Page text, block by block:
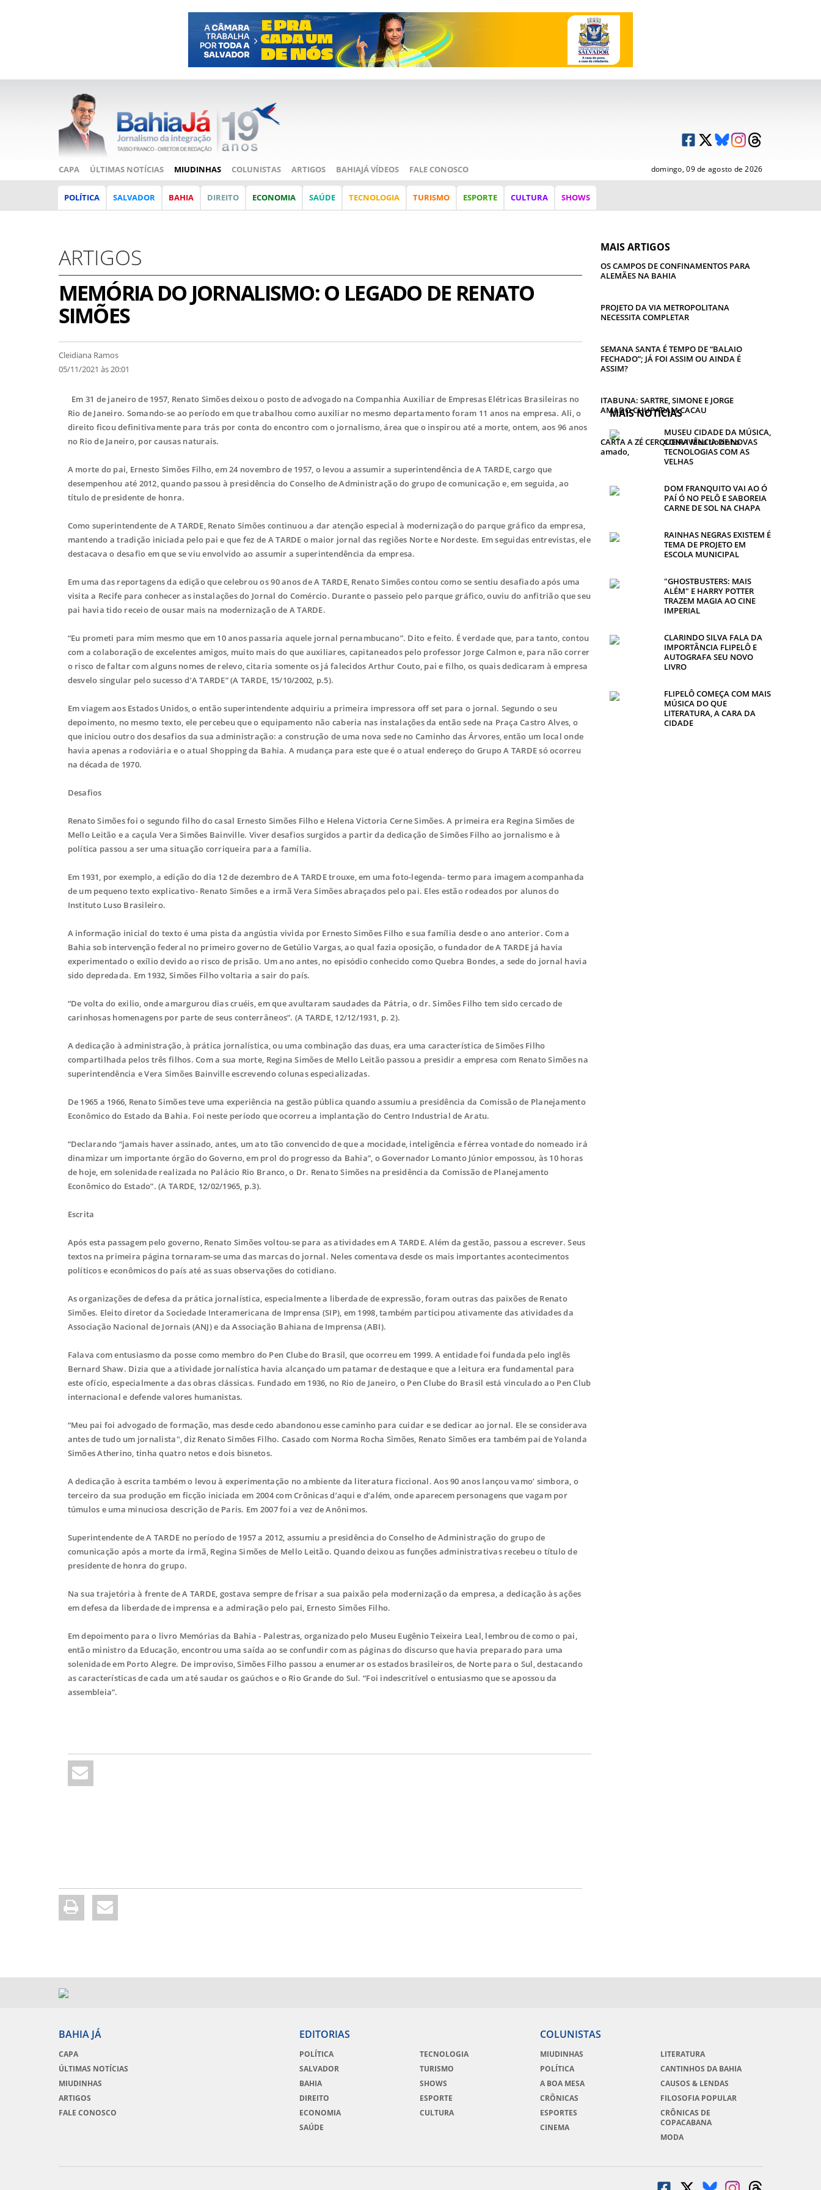
CAPA ÚLTIMAS NOTÍCIAS MIUDINHAS COLUNISTAS ARTIGOS BAHIAJÁ VÍDEOS FALE CONOSCO domingo, 09 de agosto de 2026
POLÍTICA SALVADOR BAHIA DIREITO ECONOMIA SAÚDE TECNOLOGIA TURISMO ESPORTE CULTURA SHOWS
ARTIGOS
MEMÓRIA DO JORNALISMO: O LEGADO DE RENATO
SIMÕES
Cleidiana Ramos
05/11/2021 às 20:01
Em 31 de janeiro de 1957, Renato Simões deixou o posto de advogado na Companhia Auxiliar de Empresas Elétricas Brasileiras no
Rio de Janeiro. Somando-se ao período em que trabalhou como auxiliar no mesmo departamento foram 11 anos na empresa. Ali, o
direito ficou definitivamente para trás por conta do encontro com o jornalismo, área que o inspirou até a morte, ontem, aos 96 anos
no Rio de Janeiro, por causas naturais.
A morte do pai, Ernesto Simões Filho, em 24 novembro de 1957, o levou a assumir a superintendência de A TARDE, cargo que
desempenhou até 2012, quando passou à presidência do Conselho de Administração do grupo de comunicação e, em seguida, ao
título de presidente de honra.
Como superintendente de A TARDE, Renato Simões continuou a dar atenção especial à modernização do parque gráfico da empresa,
mantendo a tradição iniciada pelo pai e que fez de A TARDE o maior jornal das regiões Norte e Nordeste. Em seguidas entrevistas, ele
destacava o desafio em que se viu envolvido ao assumir a superintendência da empresa.
Em uma das reportagens da edição que celebrou os 90 anos de A TARDE, Renato Simões contou como se sentiu desafiado após uma
visita a Recife para conhecer as instalações do Jornal do Comércio. Durante o passeio pelo parque gráfico, ouviu do anfitrião que seu
pai havia tido receio de ousar mais na modernização de A TARDE.
“Eu prometi para mim mesmo que em 10 anos passaria aquele jornal pernambucano”. Dito e feito. É verdade que, para tanto, contou
com a colaboração de excelentes amigos, muito mais do que auxiliares, capitaneados pelo professor Jorge Calmon e, para não correr
o risco de faltar com alguns nomes de relevo, citaria somente os já falecidos Arthur Couto, pai e filho, os quais dedicaram à empresa
desvelo singular pelo sucesso d’A TARDE” (A TARDE, 15/10/2002, p.5).
Em viagem aos Estados Unidos, o então superintendente adquiriu a primeira impressora off set para o jornal. Segundo o seu
depoimento, no mesmo texto, ele percebeu que o equipamento não caberia nas instalações da então sede na Praça Castro Alves, o
que iniciou outro dos desafios da sua administração: a construção de uma nova sede no Caminho das Árvores, então um local onde
havia apenas a rodoviária e o atual Shopping da Bahia. A mudança para este que é o atual endereço do Grupo A TARDE só ocorreu
na década de 1970.
Desafios
Renato Simões foi o segundo filho do casal Ernesto Simões Filho e Helena Victoria Cerne Simões. A primeira era Regina Simões de
Mello Leitão e a caçula Vera Simões Bainville. Viver desafios surgidos a partir da dedicação de Simões Filho ao jornalismo e à
política passou a ser uma situação corriqueira para a família.
Em 1931, por exemplo, a edição do dia 12 de dezembro de A TARDE trouxe, em uma foto-legenda- termo para imagem acompanhada
de um pequeno texto explicativo- Renato Simões e a irmã Vera Simões abraçados pelo pai. Eles estão rodeados por alunos do
Instituto Luso Brasileiro.
A informação inicial do texto é uma pista da angústia vivida por Ernesto Simões Filho e sua família desde o ano anterior. Com a
Bahia sob intervenção federal no primeiro governo de Getúlio Vargas, ao qual fazia oposição, o fundador de A TARDE já havia
experimentado o exílio devido ao risco de prisão. Um ano antes, no episódio conhecido como Quebra Bondes, a sede do jornal havia
sido depredada. Em 1932, Simões Filho voltaria a sair do país.
“De volta do exilio, onde amargurou dias cruéis, em que avultaram saudades da Pátria, o dr. Simões Filho tem sido cercado de
carinhosas homenagens por parte de seus conterrâneos”. (A TARDE, 12/12/1931, p. 2).
A dedicação à administração, à prática jornalística, ou uma combinação das duas, era uma característica de Simões Filho
compartilhada pelos três filhos. Com a sua morte, Regina Simões de Mello Leitão passou a presidir a empresa com Renato Simões na
superintendência e Vera Simões Bainville escrevendo colunas especializadas.
De 1965 a 1966, Renato Simões teve uma experiência na gestão pública quando assumiu a presidência da Comissão de Planejamento
Econômico do Estado da Bahia. Foi neste período que ocorreu a implantação do Centro Industrial de Aratu.
“Declarando “jamais haver assinado, antes, um ato tão convencido de que a mocidade, inteligência e férrea vontade do nomeado irá
dinamizar um importante órgão do Governo, em prol do progresso da Bahia”, o Governador Lomanto Júnior empossou, às 10 horas
de hoje, em solenidade realizada no Palácio Rio Branco, o Dr. Renato Simões na presidência da Comissão de Planejamento
Econômico do Estado”. (A TARDE, 12/02/1965, p.3).
Escrita
Após esta passagem pelo governo, Renato Simões voltou-se para as atividades em A TARDE. Além da gestão, passou a escrever. Seus
textos na primeira página tornaram-se uma das marcas do jornal. Neles comentava desde os mais importantes acontecimentos
políticos e econômicos do país até as suas observações do cotidiano.
As organizações de defesa da prática jornalística, especialmente a liberdade de expressão, foram outras das paixões de Renato
Simões. Eleito diretor da Sociedade Interamericana de Imprensa (SIP), em 1998, também participou ativamente das atividades da
Associação Nacional de Jornais (ANJ) e da Associação Bahiana de Imprensa (ABI).
Falava com entusiasmo da posse como membro do Pen Clube do Brasil, que ocorreu em 1999. A entidade foi fundada pelo inglês
Bernard Shaw. Dizia que a atividade jornalística havia alcançado um patamar de destaque e que a leitura era fundamental para
este ofício, especialmente a das obras clássicas. Fundado em 1936, no Rio de Janeiro, o Pen Clube do Brasil está vinculado ao Pen Club
internacional e defende valores humanistas.
“Meu pai foi advogado de formação, mas desde cedo abandonou esse caminho para cuidar e se dedicar ao jornal. Ele se considerava
antes de tudo um jornalista", diz Renato Simões Filho. Casado com Norma Rocha Simões, Renato Simões era também pai de Yolanda
Simões Atherino, tinha quatro netos e dois bisnetos.
A dedicação à escrita também o levou à experimentação no ambiente da literatura ficcional. Aos 90 anos lançou vamo’ simbora, o
terceiro da sua produção em ficção iniciada em 2004 com Crônicas d’aqui e d’além, onde aparecem personagens que vagam por
túmulos e uma minuciosa descrição de Paris. Em 2007 foi a vez de Anônimos.
Superintendente de A TARDE no período de 1957 a 2012, assumiu a presidência do Conselho de Administração do grupo de
comunicação após a morte da irmã, Regina Simões de Mello Leitão. Quando deixou as funções administrativas recebeu o título de
presidente de honra do grupo.
Na sua trajetória à frente de A TARDE, gostava sempre de frisar a sua paixão pela modernização da empresa, a dedicação às ações
em defesa da liberdade de imprensa e a admiração pelo pai, Ernesto Simões Filho.
Em depoimento para o livro Memórias da Bahia - Palestras, organizado pelo Museu Eugênio Teixeira Leal, lembrou de como o pai,
então ministro da Educação, encontrou uma saída ao se confundir com as páginas do discurso que havia preparado para uma
solenidade em Porto Alegre. De improviso, Simões Filho passou a enumerar os estados brasileiros, de Norte para o Sul, destacando
as características de cada um até saudar os gaúchos e o Rio Grande do Sul. “Foi indescritível o entusiasmo que se apossou da
assembleia”.
MAIS NOTÍCIAS
MUSEU CIDADE DA MÚSICA,
CONVIVÊNCIA DE NOVAS
TECNOLOGIAS COM AS
VELHAS
DOM FRANQUITO VAI AO Ó
PAÍ Ó NO PELÔ E SABOREIA
CARNE DE SOL NA CHAPA
RAINHAS NEGRAS EXISTEM É
TEMA DE PROJETO EM
ESCOLA MUNICIPAL
"GHOSTBUSTERS: MAIS
ALÉM" E HARRY POTTER
TRAZEM MAGIA AO CINE
IMPERIAL
CLARINDO SILVA FALA DA
IMPORTÂNCIA FLIPELÔ E
AUTOGRAFA SEU NOVO
LIVRO
FLIPELÔ COMEÇA COM MAIS
MÚSICA DO QUE
LITERATURA, A CARA DA
CIDADE
MAIS ARTIGOS
OS CAMPOS DE CONFINAMENTOS PARA
ALEMÃES NA BAHIA
PROJETO DA VIA METROPOLITANA
NECESSITA COMPLETAR
SEMANA SANTA É TEMPO DE “BALAIO
FECHADO”; JÁ FOI ASSIM OU AINDA É
ASSIM?
ITABUNA: SARTRE, SIMONE E JORGE
AMADO CHUPARAM CACAU
CARTA A ZÉ CERQUEIRA Meu tiozinho
amado,
BAHIA JÁ
CAPA
ÚLTIMAS NOTÍCIAS
MIUDINHAS
ARTIGOS
FALE CONOSCO
EDITORIAS
POLÍTICA
SALVADOR
BAHIA
DIREITO
ECONOMIA
SAÚDE
TECNOLOGIA
TURISMO
SHOWS
ESPORTE
CULTURA
COLUNISTAS
MIUDINHAS
POLÍTICA
A BOA MESA
CRÔNICAS
ESPORTES
CINEMA
LITERATURA
CANTINHOS DA BAHIA
CAUSOS & LENDAS
FILOSOFIA POPULAR
CRÔNICAS DE
COPACABANA
MODA